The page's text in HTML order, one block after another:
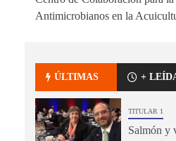
Antimicrobianos en la
ÚLTIMAS +
TITULAR 1
Salmón y